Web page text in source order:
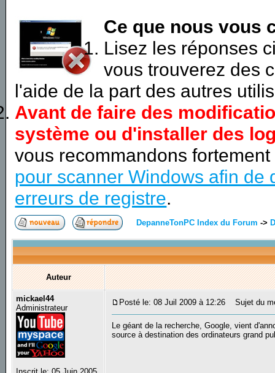
Ce que nous vous
Lisez les réponses
vous trouverez des
l'aide de la part des autres
Avant de faire des
système ou d'installer des
vous recommandons
pour scanner Windows afin de
erreurs de registre.
DepanneTonPC Index du Forum ->
Auteur
mickael44
Administrateur
Posté le: 08 Juil 2009 à 12:26 Sujet du
Le géant de la recherche, Google, vient
source à destination des ordinateurs grand